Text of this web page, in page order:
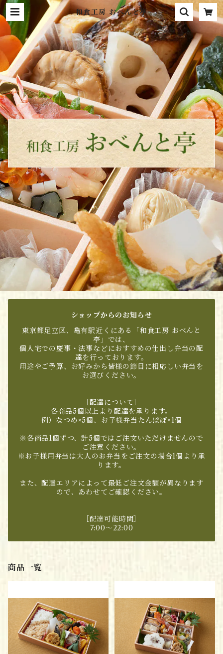
和食工房 おべんと亭
ショップからのお知らせ
東京都足立区、亀有駅近くにある「和食工房 おべんと
亭」では、
個人宅での慶事・法事などにおすすめの仕出し弁当の配
達を行っております。
用途やご予算、お好みから皆様の節目に相応しい弁当を
お選びください。
［配達について］
各商品5個以上より配達を承ります。
例）なつめ×5個、お子様弁当たんぽぽ×1個
※各商品1個ずつ、計5個ではご注文いただけませんので
ご注意ください。
※お子様用弁当は大人のお弁当をご注文の場合1個より承
ります。
また、配達エリアによって最低ご注文金額が異なります
ので、あわせてご確認ください。
［配達可能時間］
7:00～22:00
商品一覧